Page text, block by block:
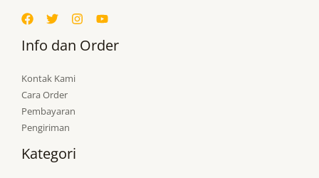
Info dan Order
Kontak Kami
Cara Order
Pembayaran
Pengiriman
Kategori